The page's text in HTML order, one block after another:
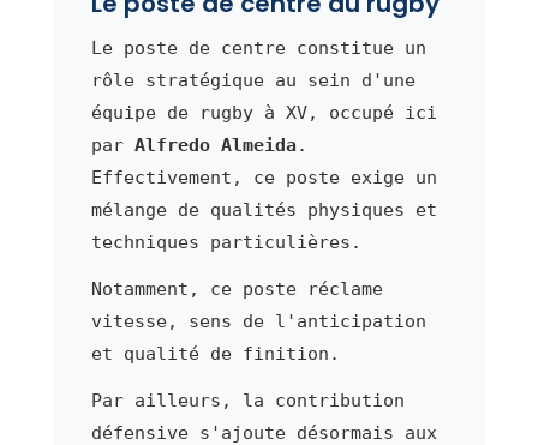
Le poste de centre constitue un
rôle stratégique au sein d'une
équipe de rugby à XV, occupé ici
par Alfredo Almeida .
Effectivement, ce poste exige un
mélange de qualités physiques et
techniques particulières.
Notamment, ce poste réclame
vitesse, sens de l'anticipation
et qualité de finition.
Par ailleurs, la contribution
défensive s'ajoute désormais aux